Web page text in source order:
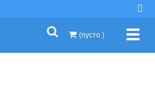
(пусто )